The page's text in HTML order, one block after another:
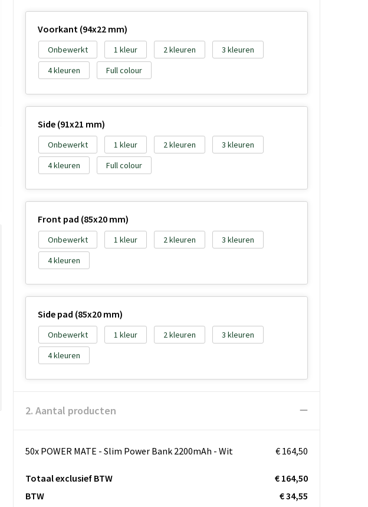
Voorkant (94x22 mm)
Onbewerkt 1 2
3
4
Full colour
Side (91x21 mm)
Onbewerkt 1 2
3
4
Full colour
Front pad (85x20 mm)
Onbewerkt 1 2
3
4
Side pad (85x20 mm)
Onbewerkt 1 2
3
4
2. Aantal producten
50x POWER MATE - Slim Power Bank 2200mAh - Wit € 164,50
Totaal exclusief BTW
€ 164,50
BTW
€ 34,55